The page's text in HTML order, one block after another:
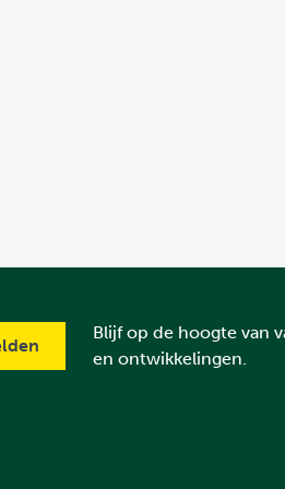
Blijf op de hoogte van
en ontwikkelingen.